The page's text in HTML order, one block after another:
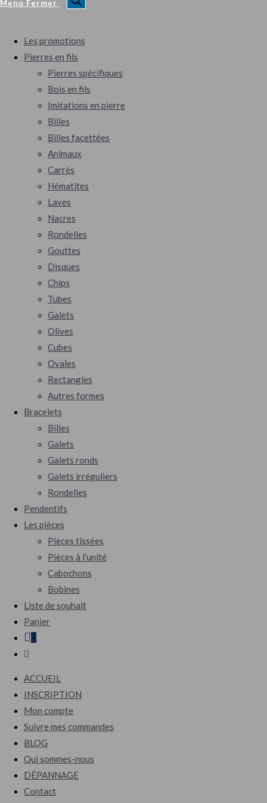
Menu Fermer
Les promotions
Pierres en fils
Pierres spécifiques
Bois en fils
Imitations en pierre
Billes
Billes facettées
Animaux
Carrés
Hématites
Laves
Nacres
Rondelles
Gouttes
Disques
Chips
Tubes
Galets
Olives
Cubes
Ovales
Rectangles
Autres formes
Bracelets
Billes
Galets
Galets ronds
Galets irréguliers
Rondelles
Pendentifs
Les pièces
Pièces tissées
Pièces à l’unité
Cabochons
Bobines
Liste de souhait
Panier
0
Toggle
search
ACCUEIL
INSCRIPTION
Mon compte
Suivre mes commandes
BLOG
Qui sommes-nous
DÉPANNAGE
Contact